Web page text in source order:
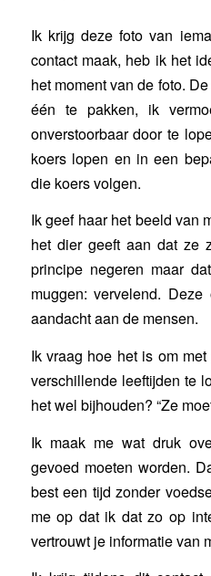
Ik krijg deze foto van
contact maak, heb ik het
het moment van de foto.
één te pakken, ik
onverstoorbaar door te
koers lopen en in een
die koers volgen.
Ik geef haar het beeld van
het dier geeft aan dat ze
principe negeren maar
muggen: vervelend.
aandacht aan de mensen.
Ik vraag hoe het is om
verschillende leeftijden te
het wel bijhouden? “Ze
Ik maak me wat druk
gevoed moeten worden.
best een tijd zonder
me op dat ik dat zo op
vertrouwt je informatie van